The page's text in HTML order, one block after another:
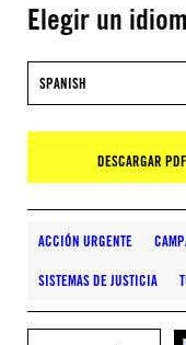
Elegir un
SPANISH
DESCARGAR PDF
ACCIÓN URGENTE
SISTEMAS DE JUSTICIA